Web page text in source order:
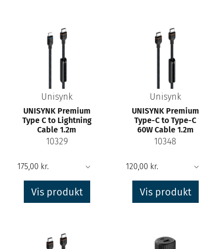
Unisynk
UNISYNK Premium
Type C to Lightning
Cable 1.2m
10329
Vis produkt
Unisynk
UNISYNK Premium
Type-C to Type-C
60W Cable 1.2m
10348
Vis produkt